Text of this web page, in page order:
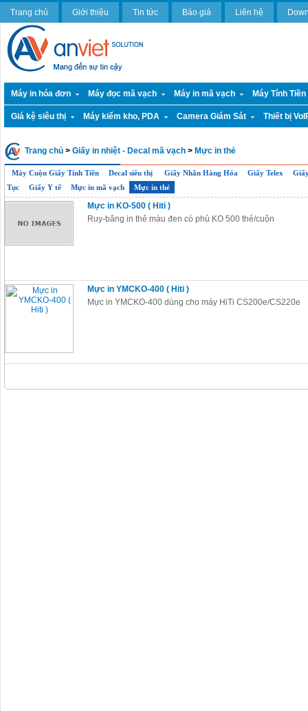
Trang chủ Giới thiệu Tin tức Báo giá Liên hệ
Máy in hóa đơn Máy đọc mã vạch Máy in mã vạch Máy Tính
Giá kệ siêu thị Máy kiểm kho, PDA Camera Giám Sát Thiết bị
Trang chủ > Giấy in nhiệt - Decal mã vạch > Mực in thẻ
Máy Cuộn Giấy Tính Tiền Decal siêu thị Giấy Nhãn Hàng Hóa Giấy Telex
Tục
Giấy Y tế Mực in mã vạch Mực in thẻ
Mực in KO-500 ( Hiti )
Ruy-băng in thẻ màu đen có phủ KO 500 thẻ/cuộn
Mực in YMCKO-400 ( Hiti )
Mực in YMCKO-400 dùng cho máy HiTi CS200e/CS220e